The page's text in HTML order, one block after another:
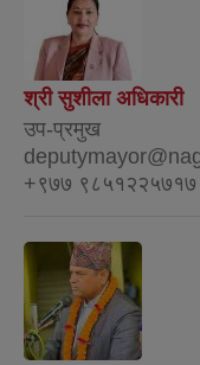
श्री सुशीला अधिकारी
उप-प्रमुख
+९७७ ९८५१२२५७१७